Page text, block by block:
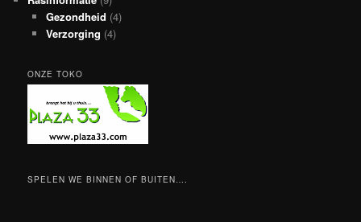
Gezondheid (4)
Verzorging (4)
ONZE TOKO
SPELEN WE BINNEN OF BUITEN….